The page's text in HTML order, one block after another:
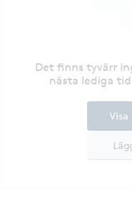
Det finns tyvärr
nästa lediga